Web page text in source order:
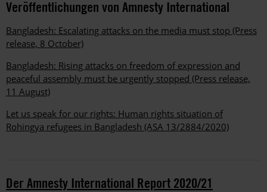
Veröffentlichungen von Amnesty International
Bangladesh: Escalating attacks on the media must stop (Press
release, 8 October)
Bangladesh: Rising attacks on freedom of expression and
peaceful assembly must be urgently stopped (Press release,
11 August)
Let us speak for our rights: Human rights situation of
Rohingya refugees in Bangladesh (ASA 13/2884/2020)
Der Amnesty International Report 2020/21